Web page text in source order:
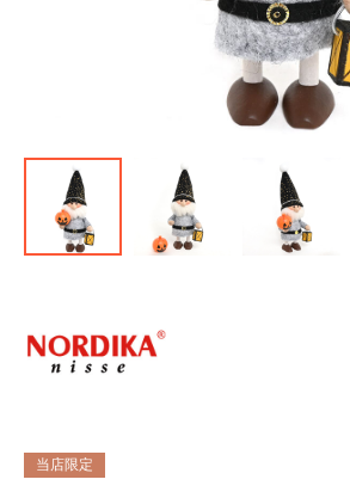
当店限定